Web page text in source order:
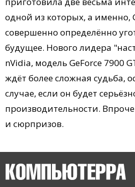
одной из которых, а именно,
совершенно определённо
будущее. Нового лидера
nVidia, модель GeForce 7900
ждёт более сложная судьба,
случае, если он будет
производительности.
и сюрпризов.